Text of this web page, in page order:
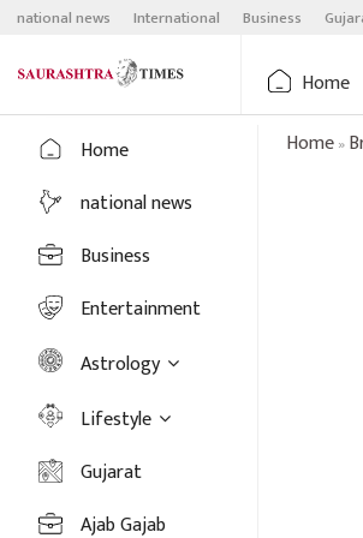
Skip
content
national news International Business
Home
Home
national news
Business
Entertainment
Astrology
Lifestyle
Gujarat
Ajab Gajab
Home»